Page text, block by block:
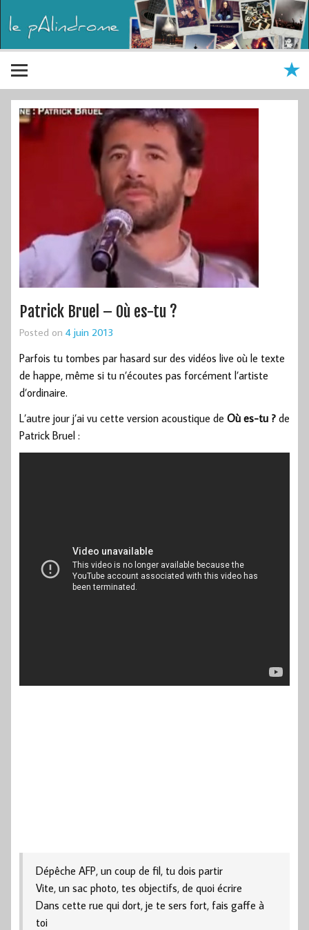
Patrick Bruel – Où es-tu ?
Posted on 4 juin 2013
Parfois tu tombes par hasard sur des vidéos live où le texte
de happe, même si tu n’écoutes pas forcément l’artiste
d’ordinaire.
L’autre jour j’ai vu cette version acoustique de Où es-tu ? de
Patrick Bruel :
Dépêche AFP, un coup de fil, tu dois partir
Vite, un sac photo, tes objectifs, de quoi écrire
Dans cette rue qui dort, je te sers fort, fais gaffe à
toi